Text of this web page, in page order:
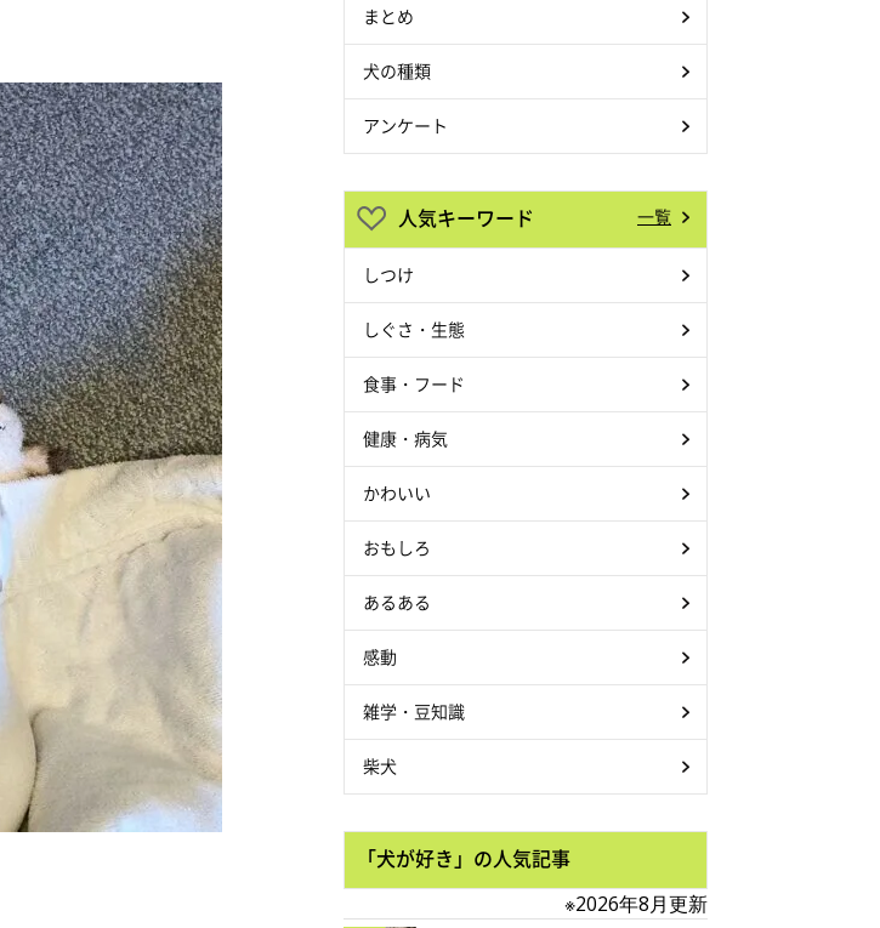
まとめ
犬の種類
アンケート
人気キーワード 一覧
しつけ
しぐさ・生態
食事・フード
健康・病気
かわいい
おもしろ
あるある
感動
雑学・豆知識
柴犬
「犬が好き」の人気記事
※2026年8月更新